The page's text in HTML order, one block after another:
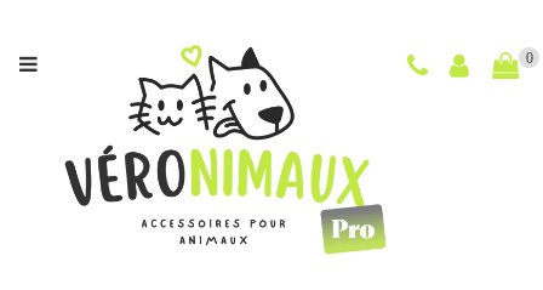
NOUVEAUTÉS
CHIENS
CHATS
0